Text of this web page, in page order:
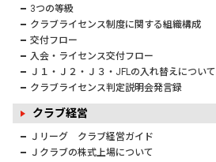
3つの等級
クラブライセンス制度に関する組織構成
交付フロー
入会・ライセンス交付フロー
Ｊ１・Ｊ２・Ｊ３・JFLの入れ替えについて
クラブライセンス判定説明会発言録
クラブ経営
Ｊリーグ クラブ経営ガイド
Ｊクラブの株式上場について